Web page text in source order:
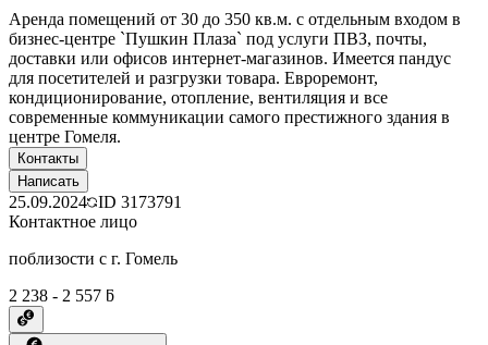
Аренда помещений от 30 до 350 кв.м. с отдельным входом в
бизнес-центре `Пушкин Плаза` под услуги ПВЗ, почты,
доставки или офисов интернет-магазинов. Имеется пандус
для посетителей и разгрузки товара. Евроремонт,
кондиционирование, отопление, вентиляция и все
современные коммуникации самого престижного здания в
центре Гомеля.
Контакты
Написать
25.09.2024 ID 3173791
Контактное лицо
поблизости с г. Гомель
2 238 - 2 557 ƃ